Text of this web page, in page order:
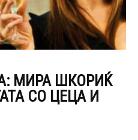
МИРА ШКОРИЌ
СО ЦЕЦА И